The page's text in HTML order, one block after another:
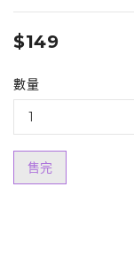
$149
數量
售完